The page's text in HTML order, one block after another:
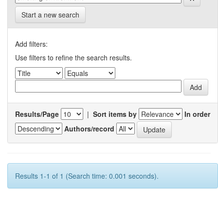
Start a new search
Add filters:
Use filters to refine the search results.
Results/Page | Sort items by
In order
Authors/record
Results 1-1 of 1 (Search time: 0.001 seconds).